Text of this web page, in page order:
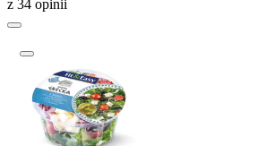
z 34 opinii